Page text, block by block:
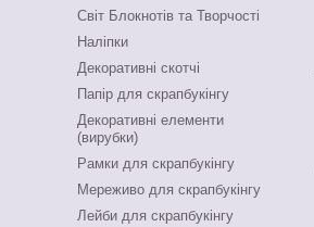
Світ Блокнотів та Творчості
Наліпки
Декоративні скотчі
Папір для скрапбукінгу
Декоративні елементи
(вирубки)
Рамки для скрапбукінгу
Мереживо для скрапбукінгу
Лейби для скрапбукінгу